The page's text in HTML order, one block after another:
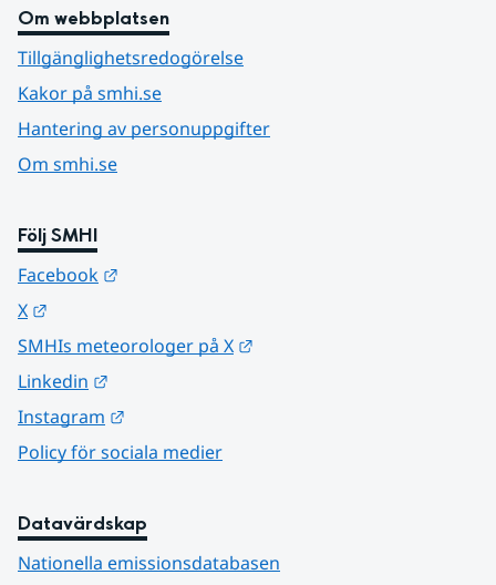
Om webbplatsen
Tillgänglighetsredogörelse
Kakor på smhi.se
Hantering av personuppgifter
Om smhi.se
Följ SMHI
Facebook
X
SMHIs meteorologer på X
Linkedin
Instagram
Policy för sociala medier
Datavärdskap
Nationella emissionsdatabasen